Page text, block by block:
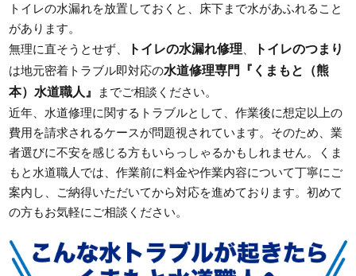
トイレの水漏れを放置しておくと、床下まで水があふれること
があります。
無理に直そうとせず、
トイレの水漏れ修理 トイレのつまり
は地元密着トラブル即対応の水道修理専門『くまもと（熊
本）水道職人』
までご相談ください。
近年、水道修理に関するトラブルとして、作業後に想定以上の
費用を請求されるケースが問題視されています。そのため、業
者選びに不安を感じる方もいらっしゃるかもしれません。くま
もと水道職人では、作業前に料金や作業内容について丁寧にご
案内し、ご納得いただいてから対応を進めております。初めて
の方もお気軽にご相談ください。